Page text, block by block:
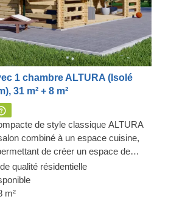
1 chambre ALTURA (Isolé
31 m² + 8 m²
de style classique ALTURA
combiné à un espace cuisine,
de créer un espace de
espace salle de bain fonctionnel.
de plain-pied, ALTURA sera un
familles avec de jeunes enfants
qualité résidentielle
m²